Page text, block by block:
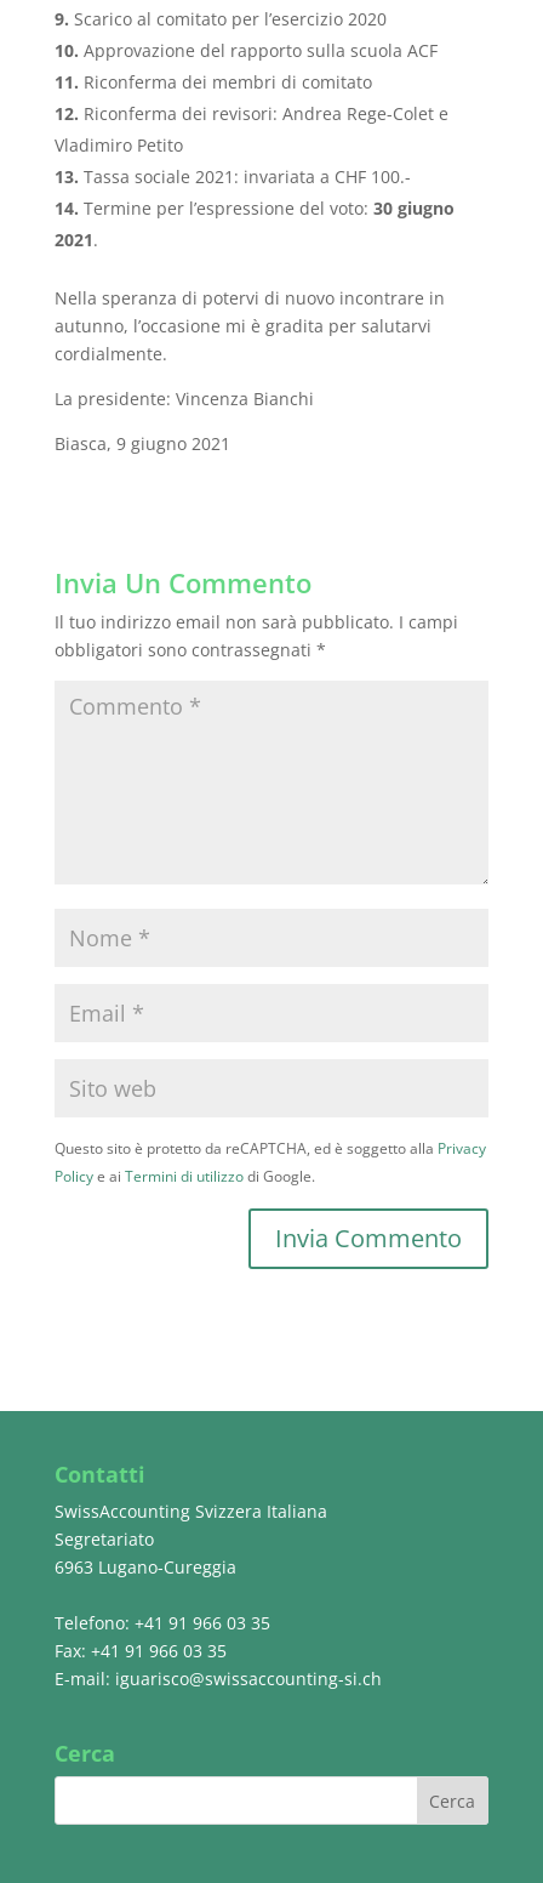
Scarico al comitato per l’esercizio 2020
Approvazione del rapporto sulla scuola ACF
Riconferma dei membri di comitato
Riconferma dei revisori: Andrea Rege-Colet e
Vladimiro Petito
Tassa sociale 2021: invariata a CHF 100.-
Termine per l’espressione del voto: 30 giugno
2021.
Nella speranza di potervi di nuovo incontrare in
autunno, l’occasione mi è gradita per salutarvi
cordialmente.
La presidente: Vincenza Bianchi
Biasca, 9 giugno 2021
Invia Un Commento
Il tuo indirizzo email non sarà pubblicato. I campi
obbligatori sono contrassegnati *
Questo sito è protetto da reCAPTCHA, ed è soggetto alla Privacy
Policye ai Termini di utilizzodi Google.
Contatti
SwissAccounting Svizzera Italiana
Segretariato
6963 Lugano-Cureggia
Telefono: +41 91 966 03 35
Fax: +41 91 966 03 35
E-mail: iguarisco@swissaccounting-si.ch
Cerca